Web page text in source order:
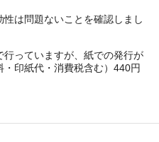
は問題ないことを確認しまし
っていますが、紙での発行が
印紙代・消費税含む）440円